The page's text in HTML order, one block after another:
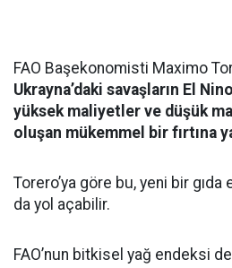
FAO Başekonomisti Maximo
Ukrayna’daki savaşların El
yüksek maliyetler ve düşük
oluşan mükemmel bir fırtına
Torero’ya göre bu, yeni bir gıda
da yol açabilir.
FAO’nun bitkisel yağ endeksi